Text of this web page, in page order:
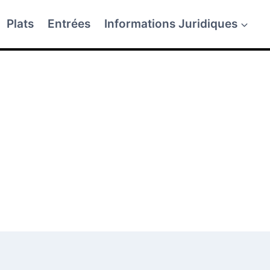
Plats Entrées Informations Juridiques